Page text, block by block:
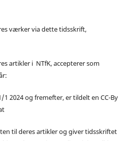
værker via dette tidsskrift,
artikler i NTfK, accepterer som
2024 og fremefter, er tildelt en CC-By
til deres artikler og giver tidsskriftet